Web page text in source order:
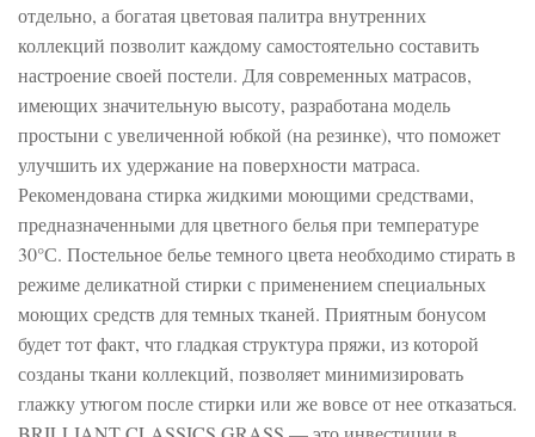
отдельно, а богатая цветовая палитра внутренних
коллекций позволит каждому самостоятельно составить
настроение своей постели. Для современных матрасов,
имеющих значительную высоту, разработана модель
простыни с увеличенной юбкой (на резинке), что поможет
улучшить их удержание на поверхности матраса.
Рекомендована стирка жидкими моющими средствами,
предназначенными для цветного белья при температуре
30°С. Постельное белье темного цвета необходимо стирать в
режиме деликатной стирки с применением специальных
моющих средств для темных тканей. Приятным бонусом
будет тот факт, что гладкая структура пряжи, из которой
созданы ткани коллекций, позволяет минимизировать
глажку утюгом после стирки или же вовсе от нее отказаться.